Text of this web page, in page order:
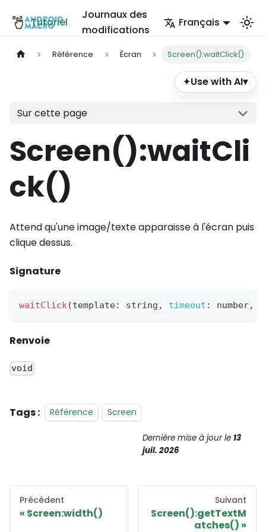
Tutoriel
Journaux des
modifications
Français
Référence Écran Screen():waitClick()
✦Use with AI▾
Sur cette page
Screen():waitCli
ck()
Attend qu'une image/texte apparaisse à l'écran puis
clique dessus.
Signature
waitClick(template: string , timeout : number,
Renvoie
void
Tags : Référence Screen
Dernière mise à jourle 13
juil. 2026
Précédent
Screen:width()
Suivant
Screen():getTextM
atches()